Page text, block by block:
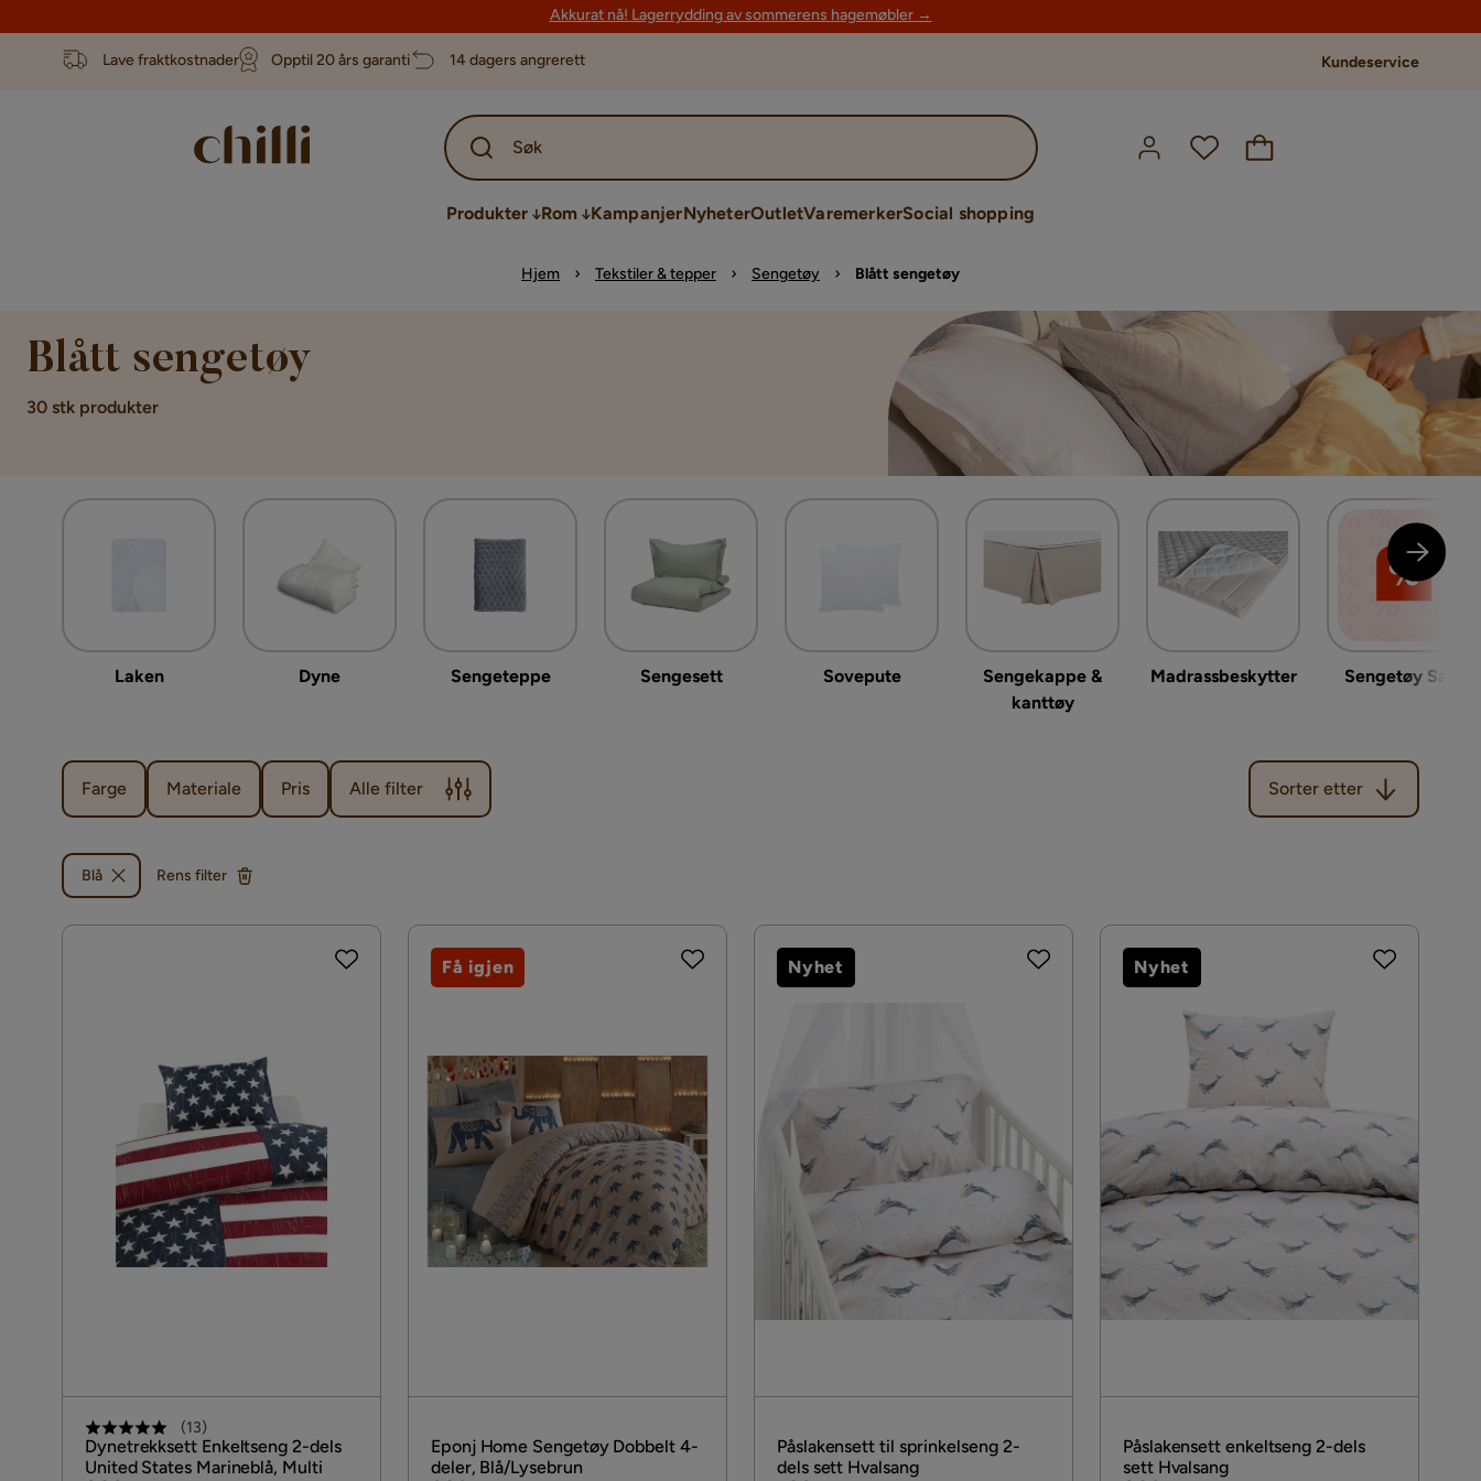
Akkurat nå! Lagerrydding av sommerens hagemøbler →
Lave fraktkostnader Opptil 20 års garanti 14 dagers angrerett Kundeservice
Søk
Produkter Rom KampanjerNyheterOutletVaremerkerSocial shopping
Hjem Tekstiler & tepper Sengetøy Blått sengetøy
Blått sengetøy
30 stk produkter
Laken Dyne Sengeteppe Sengesett Sovepute
Sengekappe &
kanttøy
Madrassbeskytter Sengetøy Salg
Farge Materiale Pris Alle filter
Sorter etter
Sorter etter
Blå Rens filter
(13)
Dynetrekksett Enkeltseng 2-dels
United States Marineblå, Multi
Eponj Home Sengetøy Dobbelt 4-
deler, Blå/Lysebrun
Få igjen
Påslakensett til sprinkelseng 2-
dels sett Hvalsang
Nyhet
Påslakensett enkeltseng 2-dels
sett Hvalsang
Nyhet